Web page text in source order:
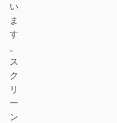
い
ま
す
。
ス
ク
リ
ー
ン